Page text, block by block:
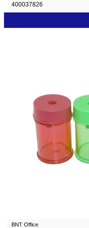
400037826
BNT Office